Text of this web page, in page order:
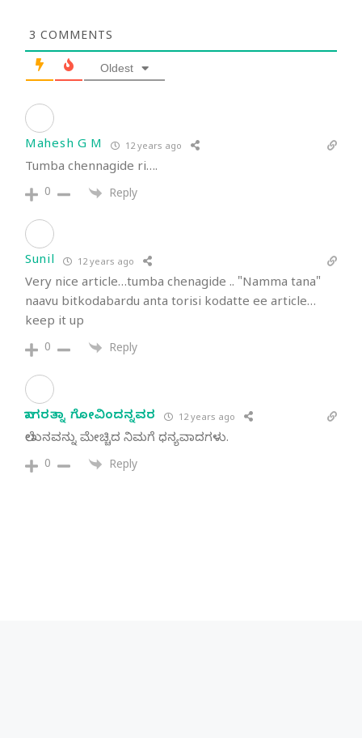
3 COMMENTS
Oldest
Mahesh G M 12 years ago
Tumba chennagide ri….
0 Reply
Sunil 12 years ago
Very nice article…tumba chenagide .. "Namma tana"
naavu bitkodabardu anta torisi kodatte ee article…
keep it up
0 Reply
ನಾಗರತ್ನಾ ಗೋವಿಂದನ್ನವರ 12 years ago
ಲೇಖನವನ್ನು ಮೇಚ್ಚಿದ ನಿಮಗೆ ಧನ್ಯವಾದಗಳು.
0 Reply